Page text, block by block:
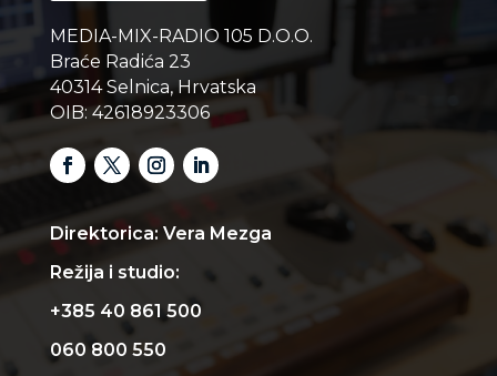
MEDIA-MIX-RADIO 105 D.O.O.
Braće Radića 23
40314 Selnica, Hrvatska
OIB: 42618923306
Direktorica: Vera Mezga
Režija i studio:
+385 40 861 500
060 800 550